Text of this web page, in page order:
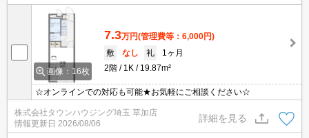
画像：16枚
7.3万円(管理費等：6,000円)
敷
なし 礼
1ヶ月
2階
1K 19.87m²
☆オンラインでの対応も可能★お気軽にご相談ください☆
株式会社タウンハウジング埼玉 草加店
情報更新日 2026/08/06
詳細を見る